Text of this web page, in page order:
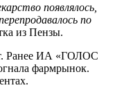
появлялось,
по
из Пензы.
Ранее ИА «ГОЛОС
фармрынок.